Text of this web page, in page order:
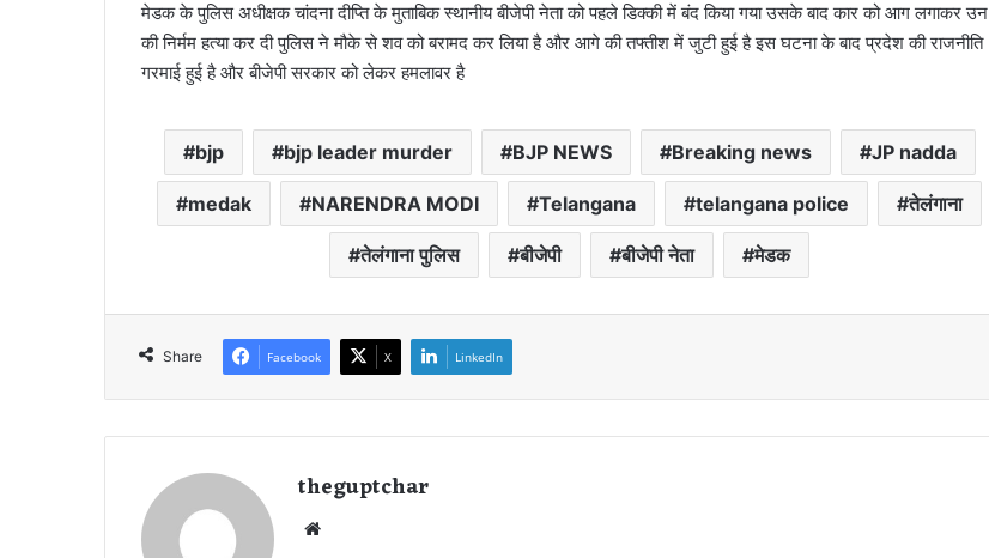
मेडक के पुलिस अधीक्षक चांदना दीप्ति के मुताबिक स्थानीय बीजेपी नेता को पहले डिक्की में बंद किया गया उसके बाद कार को आग लगाकर उन
की निर्मम हत्या कर दी पुलिस ने मौके से शव को बरामद कर लिया है और आगे की तफ्तीश में जुटी हुई है इस घटना के बाद प्रदेश की राजनीति
गरमाई हुई है और बीजेपी सरकार को लेकर हमलावर है
bjp bjp leader murder BJP NEWS Breaking news JP nadda
medak NARENDRA MODI Telangana telangana police तेलंगाना
तेलंगाना पुलिस बीजेपी बीजेपी नेता मेडक
Share Facebook X LinkedIn
theguptchar